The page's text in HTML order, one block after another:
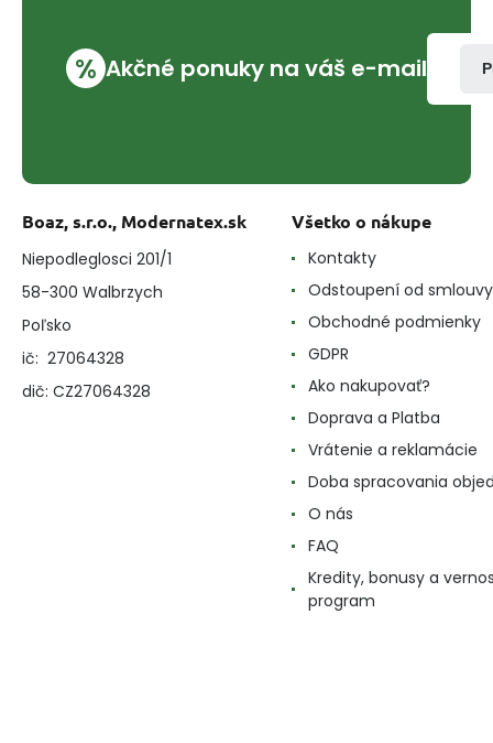
% Akčné ponuky na váš e-mail
Boaz, s.r.o., Modernatex.sk
Niepodleglosci 201/1
58-300 Walbrzych
Poľsko
ič: 27064328
dič: CZ27064328
Všetko o nákupe
Kontakty
Odstoupení od smlouvy
Obchodné podmienky
GDPR
Ako nakupovať?
Doprava a Platba
Vrátenie a reklamácie
Doba spracovania
O nás
FAQ
Kredity, bonusy a
program